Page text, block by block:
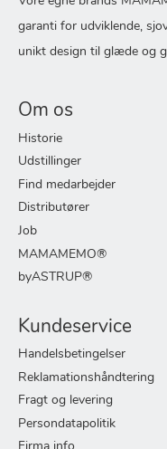
garanti for udviklende,
unikt design til glæde og
Om os
Historie
Udstillinger
Find medarbejder
Distributører
Job
MAMAMEMO®
byASTRUP®
Kundeservice
Handelsbetingelser
Reklamationshåndtering
Fragt og levering
Persondatapolitik